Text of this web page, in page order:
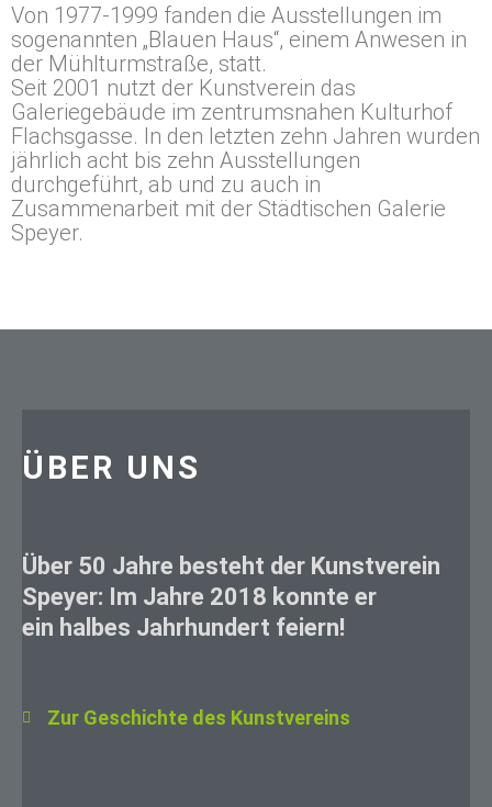
Von 1977-1999 fanden die Ausstellungen im
sogenannten „Blauen Haus“, einem Anwesen in
der Mühlturmstraße, statt.
Seit 2001 nutzt der Kunstverein das
Galeriegebäude im zentrumsnahen Kulturhof
Flachsgasse. In den letzten zehn Jahren wurden
jährlich acht bis zehn Ausstellungen
durchgeführt, ab und zu auch in
Zusammenarbeit mit der Städtischen Galerie
Speyer.
ÜBER UNS
Über 50 Jahre besteht der Kunstverein
Speyer: Im Jahre 2018 konnte er
ein halbes Jahrhundert feiern!
Zur Geschichte des Kunstvereins